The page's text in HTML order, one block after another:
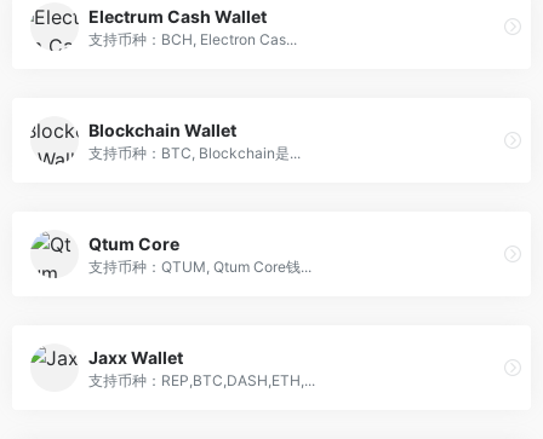
Electrum Cash Wallet
支持币种：BCH, Electron Cas...
Blockchain Wallet
支持币种：BTC, Blockchain是...
Qtum Core
支持币种：QTUM, Qtum Core钱...
Jaxx Wallet
支持币种：REP,BTC,DASH,ETH,...